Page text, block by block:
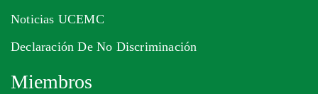
Noticias UCEMC
Declaración De No Discriminación
Miembros